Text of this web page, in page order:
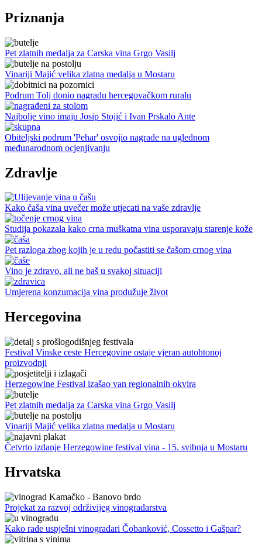
Priznanja
Pet zlatnih medalja za Carska vina Grgo Vasilj
Vinariji Majić velika zlatna medalja u Mostaru
Podrum Tolj donio nagradu hercegovačkom ruralu
Najbolje vino imaju Josip Stojić i Ivan Prskalo Ante
Obiteljski podrum 'Pehar' osvojio nagrade na uglednom
međunarodnom ocjenjivanju
Zdravlje
Kako čaša vina uvečer može utjecati na vaše zdravlje
Studija pokazala kako crna muškatna vina usporavaju starenje kože
Pet razloga zbog kojih je u redu počastiti se čašom crnog vina
Vino je zdravo, ali ne baš u svakoj situaciji
Umjerena konzumacija vina produžuje život
Hercegovina
Festival Vinske ceste Hercegovine ostaje vjeran autohtonoj
proizvodnji
Herzegowine Festival izašao van regionalnih okvira
Pet zlatnih medalja za Carska vina Grgo Vasilj
Vinariji Majić velika zlatna medalja u Mostaru
Četvrto izdanje Herzegowine festival vina - 15. svibnja u Mostaru
Hrvatska
Projekat za razvoj održivijeg vinogradarstva
Kako rade uspješni vinogradari Čobanković, Cossetto i Gašpar?